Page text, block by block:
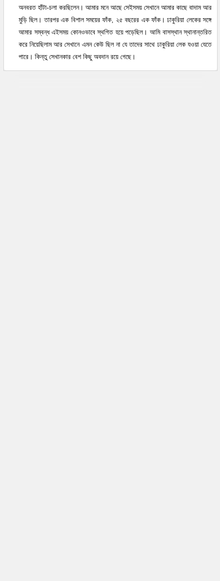
অনবরত হাঁটা-চলা করছিলেন। আমার মনে আছে সেইসময় সেখানে আমার কাছে বাদাম আর
মুড়ি ছিল। তারপর এক বিশাল সময়ের ফাঁক, ২৫ বছরের এক ফাঁক। ঢাকুরিয়া লেকের সঙ্গে
আমার সম্বন্ধ এইসময় কোনওভাবে স্থগিত হয়ে পড়েছিল। আমি বাসস্থান স্থানান্তরিত
করে নিয়েছিলাম আর সেখানে এমন কেউ ছিল না যে তাদের সাথে ঢাকুরিয়া লেক যওয়া যেতে
পারে। কিন্তু সেখানকার বেশ কিছু অবদান রয়ে গেছে।